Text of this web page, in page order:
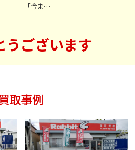
「今ま…
うございます
買取事例